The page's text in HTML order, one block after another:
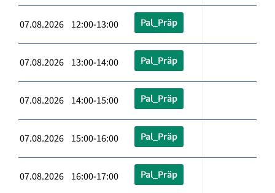
07.08.2026 12:00-13:00 Pal_Präp
07.08.2026 13:00-14:00 Pal_Präp
07.08.2026 14:00-15:00 Pal_Präp
07.08.2026 15:00-16:00 Pal_Präp
07.08.2026 16:00-17:00 Pal_Präp